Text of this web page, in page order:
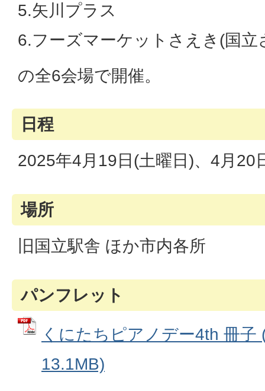
5.矢川プラス
6.フーズマーケットさえき(国立
の全6会場で開催。
日程
2025年4月19日(土曜日)、4月20
場所
旧国立駅舎 ほか市内各所
パンフレット
くにたちピアノデー4th 冊子
13.1MB)